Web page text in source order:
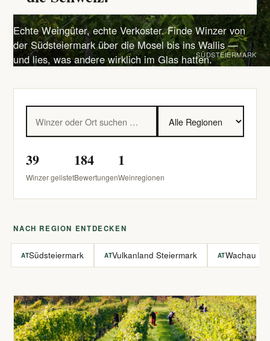
Echte Weingüter, echte Verkoster. Finde Winzer von
der Südsteiermark über die Mosel bis ins Wallis —
und lies, was andere wirklich im Glas hatten.SÜDSTEIERMARK
39
Winzer gelistet
184
Bewertungen
1
Weinregionen
NACH REGION ENTDECKEN
ATSüdsteiermark ATVulkanland Steiermark ATWachau